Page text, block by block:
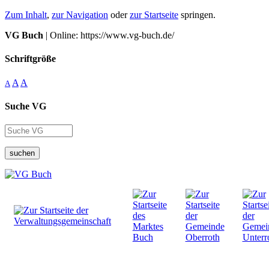
Zum Inhalt, zur Navigation oderzur Startseite springen.
VG Buch | Online: https://www.vg-buch.de/
Schriftgröße
A A A
Suche VG
suchen